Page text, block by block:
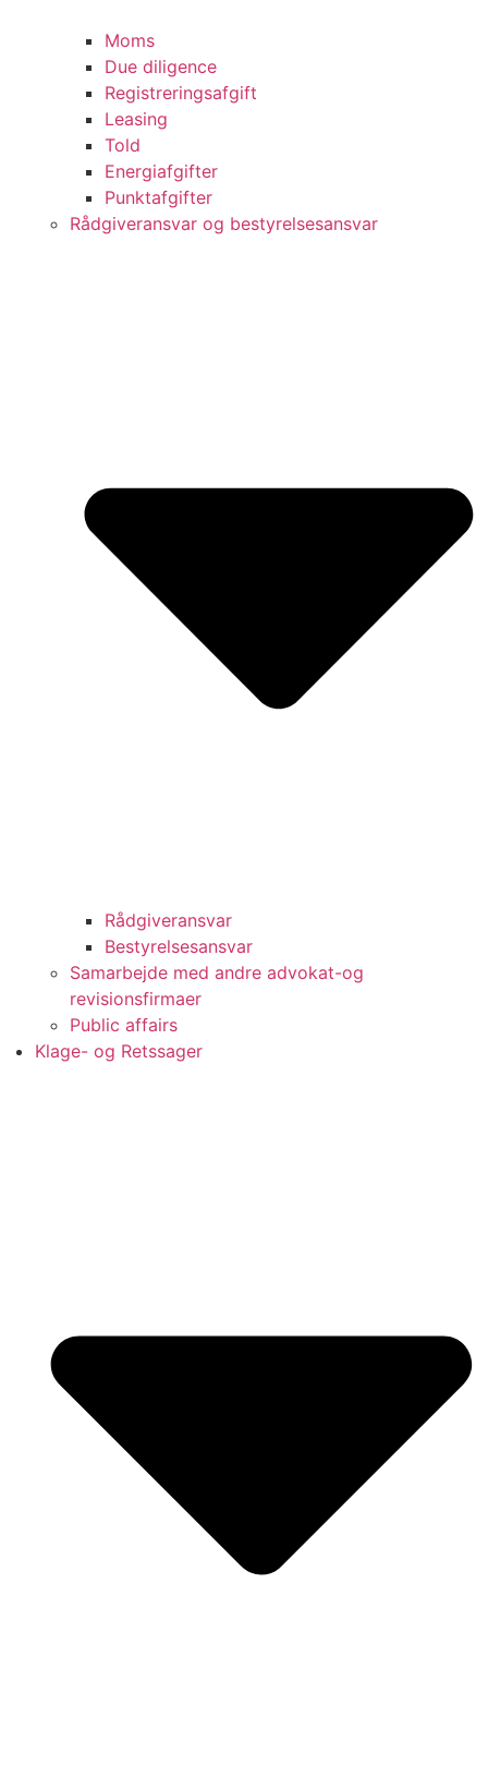
Moms
Due diligence
Registreringsafgift
Leasing
Told
Energiafgifter
Punktafgifter
Rådgiveransvar og bestyrelsesansvar
Rådgiveransvar
Bestyrelsesansvar
Samarbejde med andre advokat-og
revisionsfirmaer
Public affairs
Klage- og Retssager